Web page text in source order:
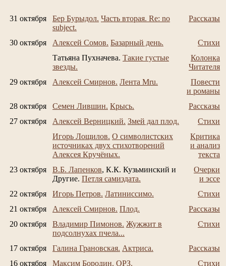
31 октября Бер Бурыдол. Часть вторая. Re: no
subject.
Рассказы
30 октября Алексей Сомов. Базарный день.
Стихи
Татьяна Пухначева. Такие густые
звезды.
Колонка
Читателя
29 октября
Алексей Смирнов. Лента Mru.
Повести
и романы
28 октября
Семен Лившин. Крысь.
Рассказы
27 октября
Алексей Верницкий. Змей дал плод.
Стихи
Игорь Лощилов. О символистских
источниках двух стихотворений
Алексея Кручёных.
Критика
и анализ
текста
23 октября
В.Б. Лапенков, К.К. Кузьминский и
Другие. Петля самиздата.
Очерки
и эссе
22 октября
Игорь Петров. Латиниссимо.
Стихи
21 октября
Алексей Смирнов. Плод.
Рассказы
20 октября
Владимир Пимонов. Жужжит в
подсолнухах пчела...
Стихи
17 октября Галина Грановская. Актриса.
Рассказы
16 октября
Максим Бородин. ОРЗ. Стихи